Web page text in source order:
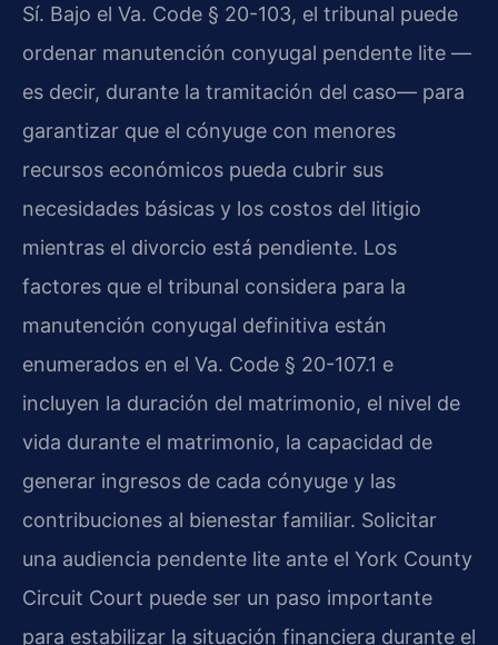
Sí. Bajo el Va. Code § 20-103, el tribunal puede
ordenar manutención conyugal pendente lite —
es decir, durante la tramitación del caso— para
garantizar que el cónyuge con menores
recursos económicos pueda cubrir sus
necesidades básicas y los costos del litigio
mientras el divorcio está pendiente. Los
factores que el tribunal considera para la
manutención conyugal definitiva están
enumerados en el Va. Code § 20-107.1 e
incluyen la duración del matrimonio, el nivel de
vida durante el matrimonio, la capacidad de
generar ingresos de cada cónyuge y las
contribuciones al bienestar familiar. Solicitar
una audiencia pendente lite ante el York County
Circuit Court puede ser un paso importante
para estabilizar la situación financiera durante el